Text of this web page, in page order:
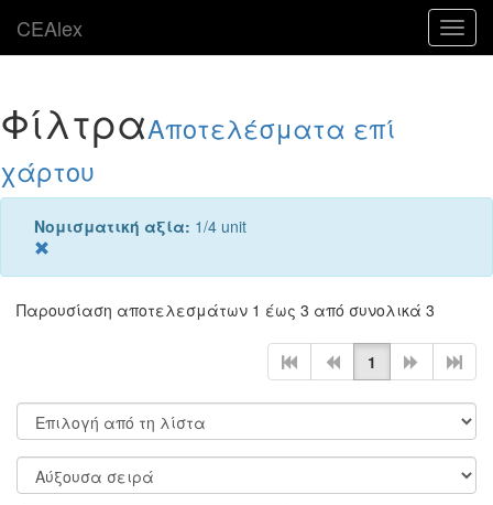
CEAlex
ΦίλτραΑποτελέσματα επί
χάρτου
Νομισματική αξία: 1/4 unit
Παρουσίαση αποτελεσμάτων 1 έως 3 από συνολικά 3
1